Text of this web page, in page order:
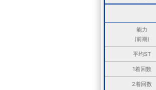
能力
(前期)
平均ST
1着回数
2着回数